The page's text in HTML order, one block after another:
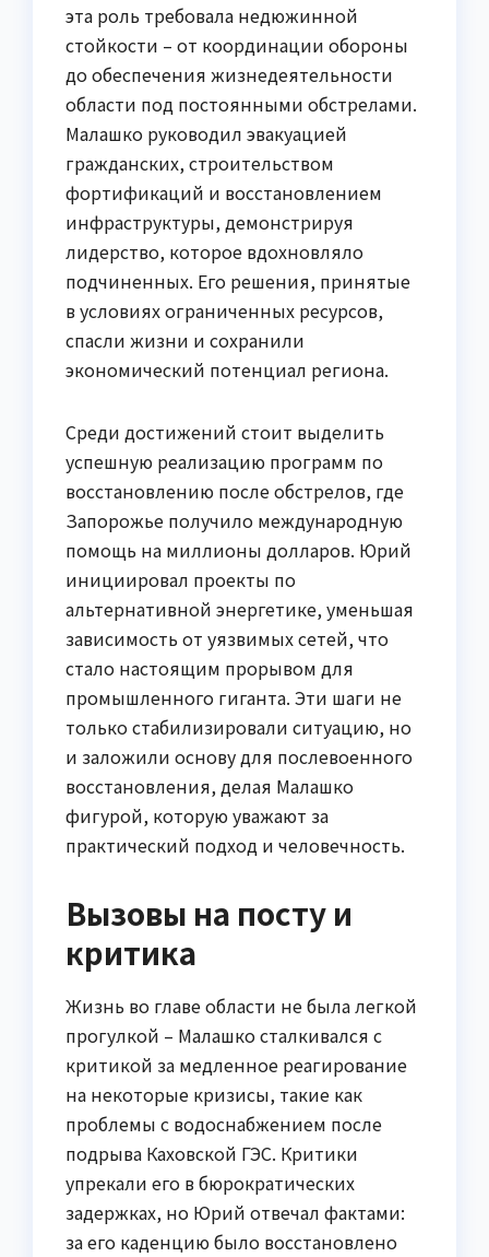
эта роль требовала недюжинной
стойкости – от координации обороны
до обеспечения жизнедеятельности
области под постоянными обстрелами.
Малашко руководил эвакуацией
гражданских, строительством
фортификаций и восстановлением
инфраструктуры, демонстрируя
лидерство, которое вдохновляло
подчиненных. Его решения, принятые
в условиях ограниченных ресурсов,
спасли жизни и сохранили
экономический потенциал региона.
Среди достижений стоит выделить
успешную реализацию программ по
восстановлению после обстрелов, где
Запорожье получило международную
помощь на миллионы долларов. Юрий
инициировал проекты по
альтернативной энергетике, уменьшая
зависимость от уязвимых сетей, что
стало настоящим прорывом для
промышленного гиганта. Эти шаги не
только стабилизировали ситуацию, но
и заложили основу для послевоенного
восстановления, делая Малашко
фигурой, которую уважают за
практический подход и человечность.
Вызовы на посту и
критика
Жизнь во главе области не была легкой
прогулкой – Малашко сталкивался с
критикой за медленное реагирование
на некоторые кризисы, такие как
проблемы с водоснабжением после
подрыва Каховской ГЭС. Критики
упрекали его в бюрократических
задержках, но Юрий отвечал фактами:
за его каденцию было восстановлено